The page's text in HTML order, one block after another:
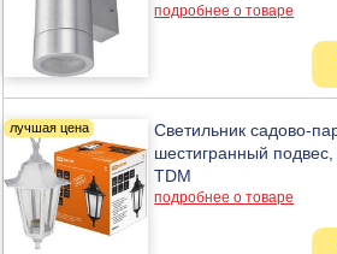
подробнее о товаре
Светильник садово-
шестигранный
TDM
подробнее о товаре